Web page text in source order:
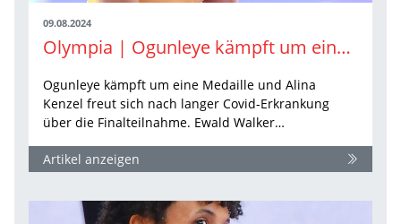
09.08.2024
Olympia | Ogunleye kämpft um eine Medaille
Ogunleye kämpft um eine Medaille und Alina
Kenzel freut sich nach langer Covid-Erkrankung
über die Finalteilnahme. Ewald Walker…
Artikel anzeigen